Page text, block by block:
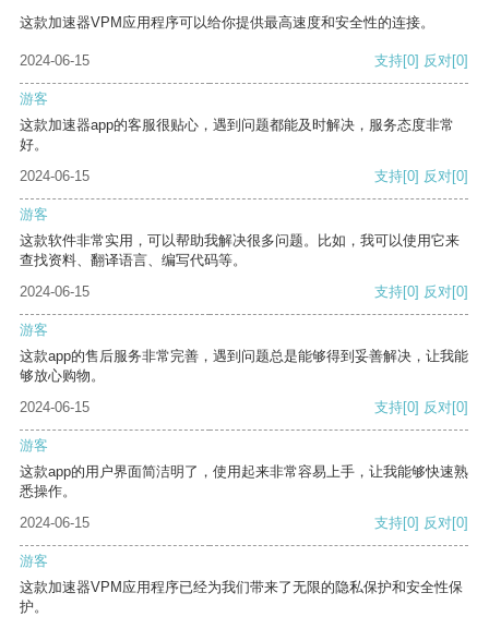
这款加速器VPM应用程序可以给你提供最高速度和安全性的连接。
2024-06-15 支持[0] 反对[0]
游客
这款加速器app的客服很贴心，遇到问题都能及时解决，服务态度非常
好。
2024-06-15
支持[0] 反对[0]
游客
这款软件非常实用，可以帮助我解决很多问题。比如，我可以使用它来
查找资料、翻译语言、编写代码等。
2024-06-15
支持[0] 反对[0]
游客
这款app的售后服务非常完善，遇到问题总是能够得到妥善解决，让我能
够放心购物。
2024-06-15
支持[0] 反对[0]
游客
这款app的用户界面简洁明了，使用起来非常容易上手，让我能够快速熟
悉操作。
2024-06-15
支持[0] 反对[0]
游客
这款加速器VPM应用程序已经为我们带来了无限的隐私保护和安全性保
护。